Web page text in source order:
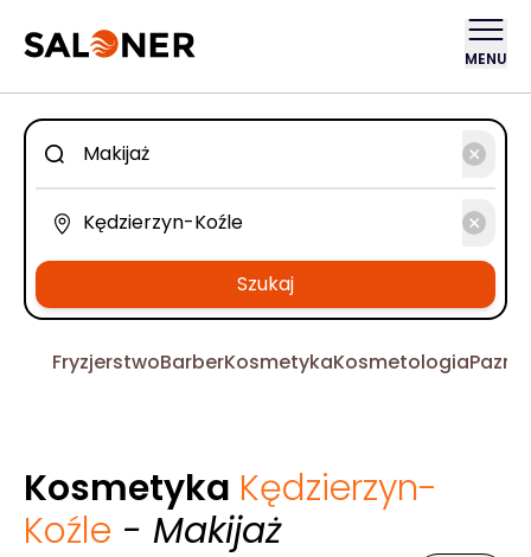
MENU
Szukaj
FryzjerstwoBarberKosmetykaKosmetologia
Kosmetyka Kędzierzyn-
Koźle - Makijaż